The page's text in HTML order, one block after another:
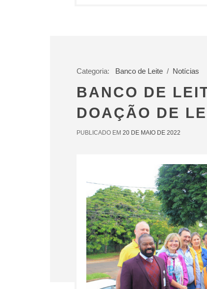
Categoria: Banco de Leite / Notícias
BANCO DE
DOAÇÃO DE
PUBLICADO EM 20 DE MAIO DE 2022